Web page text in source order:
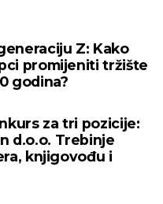
Z: Kako
promijeniti tržište
godina?
za tri pozicije:
d.o.o. Trebinje
knjigovođu i